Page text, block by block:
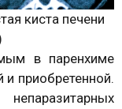
киста печени
в паренхиме
приобретенной.